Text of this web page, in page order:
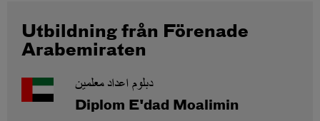
Utbildning från Förenade
Arabemiraten
دبلوم اعداد معلمين
Diplom E'dad Moalimin